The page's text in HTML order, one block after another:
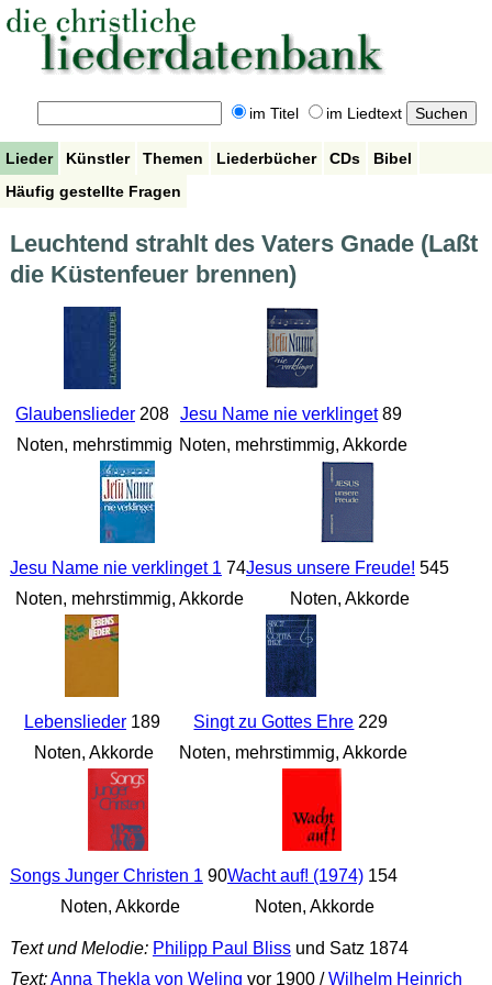
im Titel im Liedtext
Lieder Künstler Themen Liederbücher CDs
Bibel
Häufig gestellte Fragen
Leuchtend strahlt des Vaters Gnade (Laßt
die Küstenfeuer brennen)
Glaubenslieder208
Noten, mehrstimmig
Jesu Name nie verklinget89
Noten, mehrstimmig, Akkorde
Jesu Name nie verklinget 1 74
Noten, mehrstimmig, Akkorde
Jesus unsere Freude! 545
Noten, Akkorde
Lebenslieder189
Noten, Akkorde
Singt zu Gottes Ehre 229
Noten, mehrstimmig, Akkorde
Songs Junger Christen 1 90
Noten, Akkorde
Wacht auf! (1974)154
Noten, Akkorde
Text und Melodie: Philipp Paul Blissund Satz 1874
Text:Anna Thekla von Weling vor 1900 /Wilhelm Heinrich